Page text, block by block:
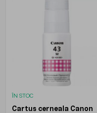
ÎN STOC
Cartus cerneala Canon